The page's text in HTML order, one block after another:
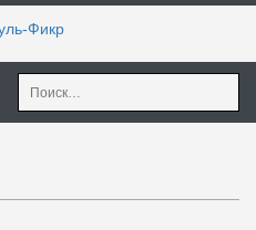
Найти: